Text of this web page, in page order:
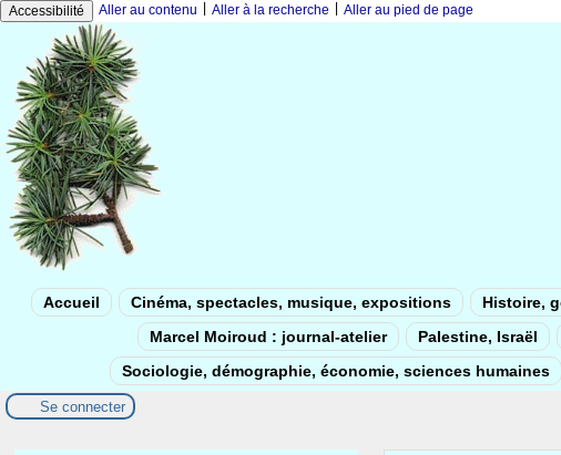
Accessibilité Aller au contenu Aller à la recherche Aller au pied de page
Accueil Cinéma, spectacles, musique, expositions Histoire,
Marcel Moiroud : journal-atelier
Palestine, Israël
Sociologie, démographie, économie, sciences humaines
Se connecter